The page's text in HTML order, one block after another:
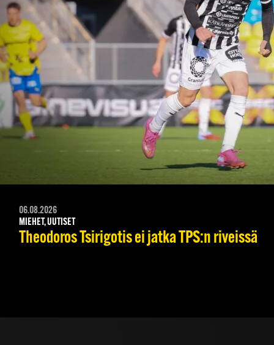
06.08.2026
MIEHET, UUTISET
Theodoros Tsirigotis ei jatka TPS:n riveissä